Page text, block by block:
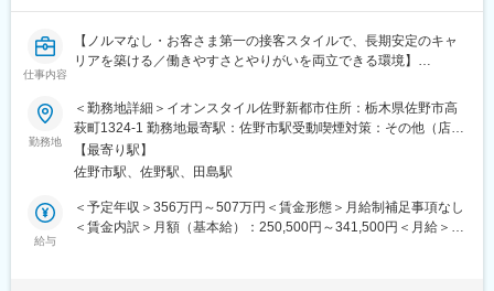
■働く魅力：
【安定基盤あり、業績も好調】
国内最大級の自動車解体企業として年間2万6,000台の解体を行っ
また世界50カ国に販売ネットワークを持ちグローバル展開でも実
績を伸ばしているので日本国内・海外での為替変動による業績変
動にも影響を受けづらい環境です。
【福利厚生充実】
ガソリン代の社員価格等生活に直結する福利厚生も整っておりま
す。
仕事内容
【ノルマなし・お客さま第一の接客スタイルで、長期安定のキャ
リアを築ける／働きやすさとやりがいを両立できる環境】
イオンモバイルの販売店長候補として、業務を担当いただきま
す。
お客さまとの長期的な関係構築を重視した接客。自社・他社キャ
リアを比較し、最適なご提案が可能です。
■仕事内容
・店舗接客
勤務地
＜勤務地詳細＞イオンスタイル佐野新都市住所：栃木県佐野市高
萩町1324-1 勤務地最寄駅：佐野市駅受動喫煙対策：その他（店舗
事業所敷地内禁煙、就業時間内禁煙）変更の範囲：会社の定める
事業所
【最寄り駅】
佐野市駅、佐野駅、田島駅
給与
＜予定年収＞356万円～507万円＜賃金形態＞月給制補足事項なし
＜賃金内訳＞月額（基本給）：250,500円～341,500円＜月給＞